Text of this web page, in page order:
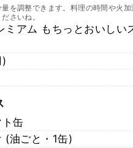
を調整できます。料理の時間や火
さいね。
ミアム もちっとおいしい
)
缶
(油ごと・1缶)